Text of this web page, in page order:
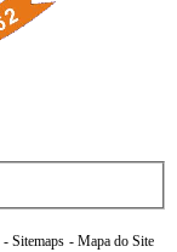
- Sitemaps - Mapa do Site